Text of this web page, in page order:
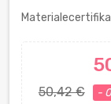
50,42 € -